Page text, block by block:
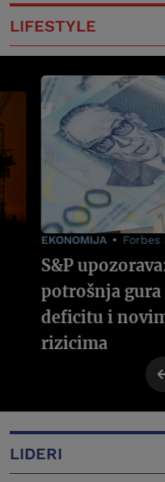
LIFESTYLE
EKONOMIJA Forbes
S&P
potrošnja gura
deficitu i
rizicima
LIDERI